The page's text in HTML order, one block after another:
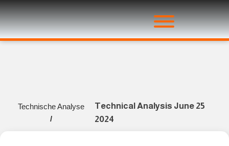
Technische Analyse
/
Technical Analysis June 25
2024